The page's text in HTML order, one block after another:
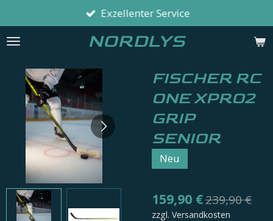
Hauptinhalt
springen
NORDLYS
Exzellenter Service
FISCHER RC
ONE XPRO2
GRIP
SENIOR
Neu
159,90 €239,90 €
zzgl. Versandkosten